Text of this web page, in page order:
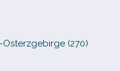
(270)